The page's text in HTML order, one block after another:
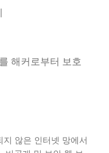
해커로부터 보호
않은 인터넷 망에서